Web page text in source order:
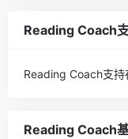
Reading Coach支
Reading Coach支持
Reading Coach